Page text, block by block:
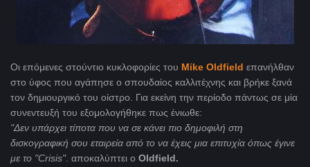
Oι επόμενες στούντιο κυκλοφορίες του Mike Oldfield επανήλθαν
στο ύφος που αγάπησε ο σπουδαίος καλλιτέχνης και βρήκε ξανά
τον δημιουργικό του οίστρο. Για εκείνη την περίοδο πάντως σε μία
συνεντευξή του εξομολογήθηκε πως ένιωθε:
"Δεν υπάρχει τίποτα που να σε κάνει πιο δημοφιλή στη
δισκογραφική σου εταιρεία από το να έχεις μια επιτυχία όπως έγινε
με το "Crisis". αποκαλύπτει ο Oldfield.